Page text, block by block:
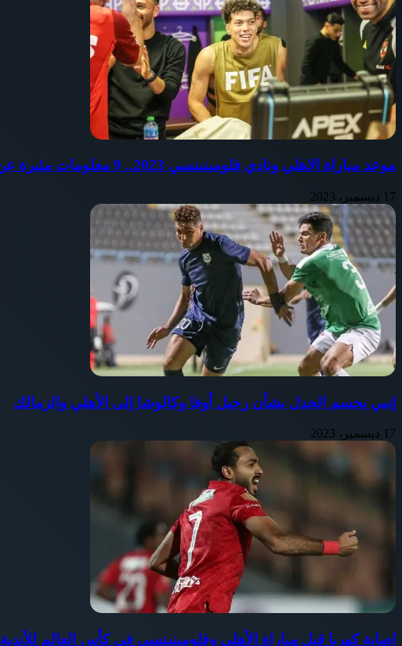
موعد مباراة الاهلي ونادي فلومينينسي 2023.. 9 معلومات مثيرة عن البطل البرازيلي (تفاصيل)
17 ديسمبر، 2023
إنبي يحسم الجدل بشأن رحيل أوفا وكالوشا إلى الأهلي والزمالك
17 ديسمبر، 2023
إصابة كهربا قبل مباراة الأهلي وفلومينينسي في كأس العالم للأندية